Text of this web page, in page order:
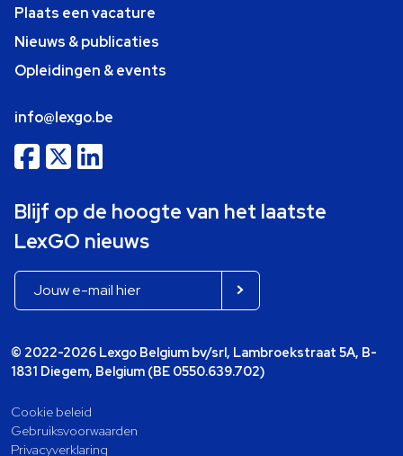
Plaats een vacature
Nieuws & publicaties
Opleidingen & events
info@lexgo.be
Blijf op de hoogte van het laatste
LexGO nieuws
© 2022-2026 Lexgo Belgium bv/srl, Lambroekstraat 5A, B-
1831 Diegem, Belgium (BE 0550.639.702)
Cookie beleid
Gebruiksvoorwaarden
Privacyverklaring